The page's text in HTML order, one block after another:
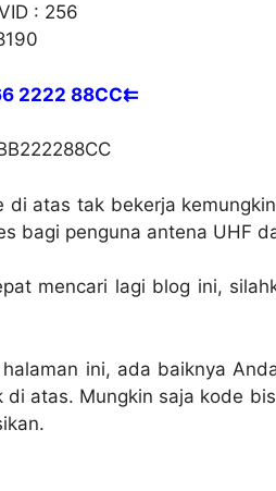
: 256
2222 88CC⇇
di atas tak bekerja
bagi penguna antena UHF
mencari lagi blog ini,
ini, ada baiknya
di atas. Mungkin saja kode